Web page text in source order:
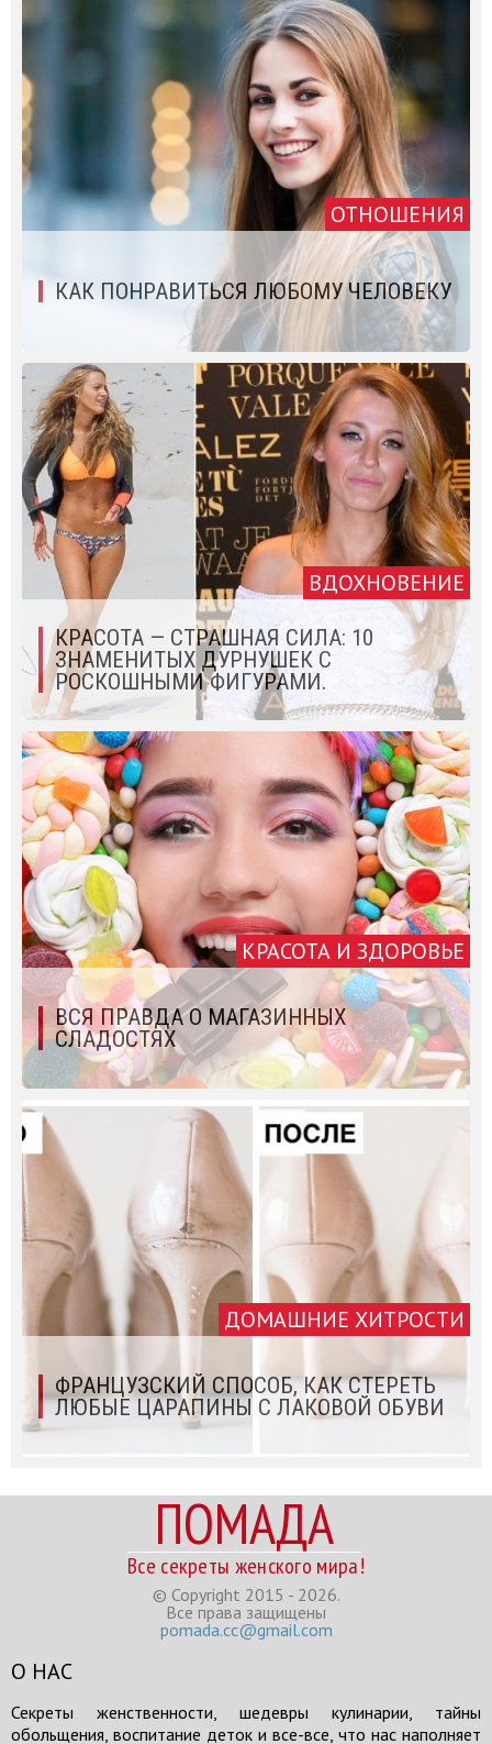
ОТНОШЕНИЯ
КАК ПОНРАВИТЬСЯ ЛЮБОМУ ЧЕЛОВЕКУ
ВДОХНОВЕНИЕ
КРАСОТА — СТРАШНАЯ СИЛА: 10
ЗНАМЕНИТЫХ ДУРНУШЕК С
РОСКОШНЫМИ ФИГУРАМИ.
КРАСОТА И ЗДОРОВЬЕ
ВСЯ ПРАВДА О МАГАЗИННЫХ
СЛАДОСТЯХ
ДОМАШНИЕ ХИТРОСТИ
ФРАНЦУЗСКИЙ СПОСОБ, КАК СТЕРЕТЬ
ЛЮБЫЕ ЦАРАПИНЫ С ЛАКОВОЙ ОБУВИ
ПОМАДА
Все секреты женского мира!
© Copyright 2015 - 2026.
Все права защищены
pomada.cc@gmail.com
О НАС
Секреты женственности, шедевры кулинарии, тайны
обольщения, воспитание деток и все-все, что нас наполняет